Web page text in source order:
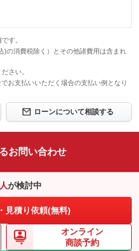
す。
の消費税除く）とその他諸費用は含まれ
さい。
お支払いいただく場合の支払い例となり
ローンについて相談する
お問い合わせ
人が検討中
見積り依頼(無料)
オンライン
商談予約